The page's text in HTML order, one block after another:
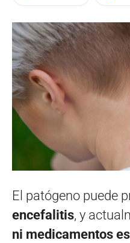
El patógeno puede
encefalitis, y
ni medicamentos